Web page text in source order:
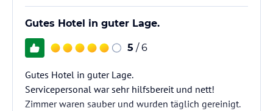
Gutes Hotel in guter Lage.
5 / 6
Gutes Hotel in guter Lage.
Servicepersonal war sehr hilfsbereit und nett!
Zimmer waren sauber und wurden täglich gereinigt.